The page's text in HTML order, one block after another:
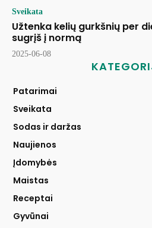
Sveikata
Užtenka kelių gurkšnių per
sugrįš į normą
2025-06-08
Patarimai
Sveikata
Sodas ir daržas
Naujienos
Įdomybės
Maistas
Receptai
Gyvūnai